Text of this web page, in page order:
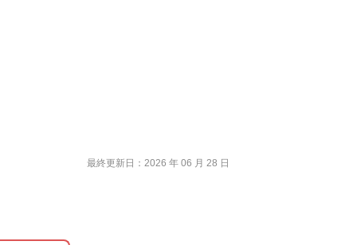
最終更新日：2026 年 06 月 28 日